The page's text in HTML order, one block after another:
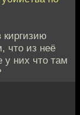
что из неё
у них что там